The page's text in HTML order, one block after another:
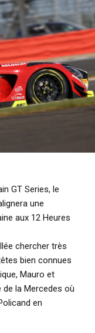
GT Series, le
une
aux 12 Heures
chercher très
bien connues
Mauro et
la Mercedes où
en